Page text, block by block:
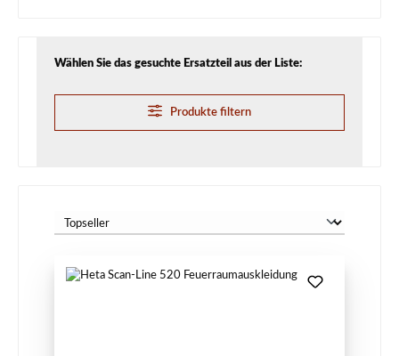
Wählen Sie das gesuchte Ersatzteil aus der Liste:
Produkte filtern